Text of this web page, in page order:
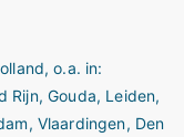
, o.a. in:
Rijn,Gouda, Leiden,
, Vlaardingen, Den